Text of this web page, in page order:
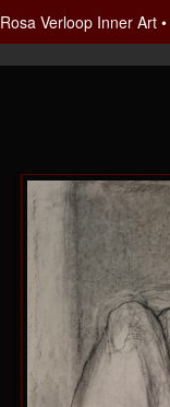
Rosa Verloop Inner Art